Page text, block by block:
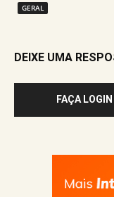
GERAL
DEIXE UMA
FAÇA